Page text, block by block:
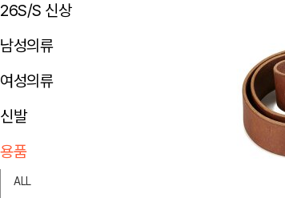
26S/S 신상
남성의류
여성의류
신발
용품
ALL